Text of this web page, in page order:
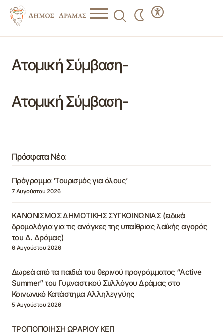
Ατομική Σύμβαση-
Ατομική Σύμβαση-
Πρόσφατα Νέα
Πρόγραμμα ‘Τουρισμός για όλους’
7 Αυγούστου 2026
ΚΑΝΟΝΙΣΜΟΣ ΔΗΜΟΤΙΚΗΣ ΣΥΓΚΟΙΝΩΝΙΑΣ (ειδικά
δρομολόγια για τις ανάγκες της υπαίθριας λαϊκής αγοράς
του Δ. Δράμας)
6 Αυγούστου 2026
Δωρεά από τα παιδιά του θερινού προγράμματος “Active
Summer” του Γυμναστικού Συλλόγου Δράμας στο
Κοινωνικό Κατάστημα Αλληλεγγύης
5 Αυγούστου 2026
ΤΡΟΠΟΠΟΙΗΣΗ ΩΡΑΡΙΟΥ ΚΕΠ